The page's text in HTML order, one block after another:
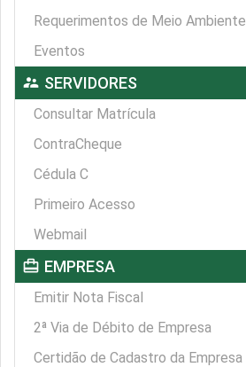
Requerimentos de Meio Ambiente
Eventos
supervisor_account SERVIDORES
Consultar Matrícula
ContraCheque
Cédula C
Primeiro Acesso
Webmail
card_travel EMPRESA
Emitir Nota Fiscal
2ª Via de Débito de Empresa
Certidão de Cadastro da Empresa